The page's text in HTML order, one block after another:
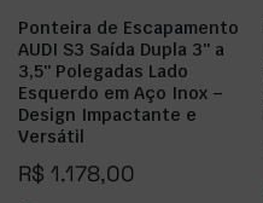
Ponteira de Escapamento
AUDI S3 Saída Dupla 3″ a
3,5″ Polegadas Lado
Esquerdo em Aço Inox –
Design Impactante e
Versátil
R$ 1.178,00